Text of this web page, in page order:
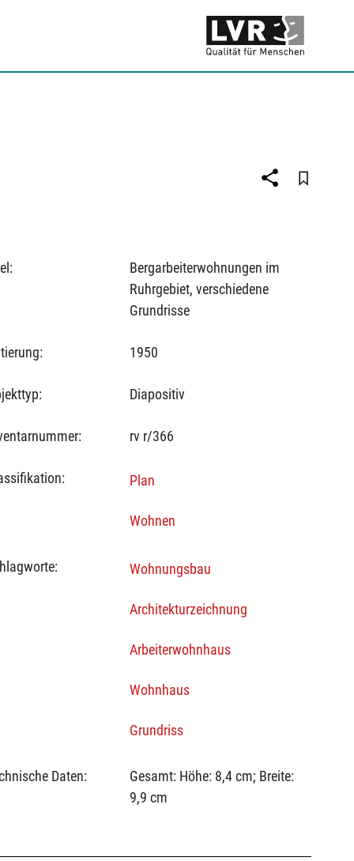
Bergarbeiterwohnungen im
Ruhrgebiet, verschiedene
Grundrisse
1950
Diapositiv
rv r/366
Plan
Wohnen
Wohnungsbau
Architekturzeichnung
Arbeiterwohnhaus
Wohnhaus
Grundriss
Daten:
Gesamt: Höhe: 8,4 cm; Breite:
9,9 cm